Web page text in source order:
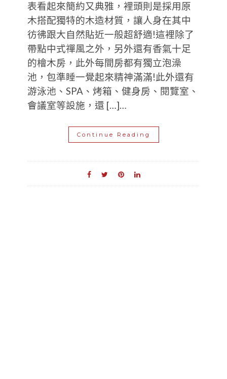
表看起來簡約又典雅，裡頭則是採用原
木搭配獨特的木造材質，讓人身在其中
彷彿跟大自然貼近一般超舒適!這裡除了
帶點中式禪風之外，另外還有香氣十足
的檜木房，此外每間房都有獨立泡澡
池，包準睡一覺起來精神滿滿!此外還有
游泳池、SPA、烤箱、健身房、閱覽室、
會議室等設施，還 […]…
Continue Reading